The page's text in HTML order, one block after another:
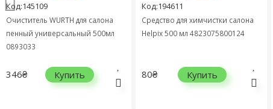
Код:145109
Очиститель WURTH для салона
пенный универсальный 500мл
0893033
346₴ Купить
Код:194611
Средство для химчистки салона
Helpix 500 мл 4823075800124
80₴ Купить